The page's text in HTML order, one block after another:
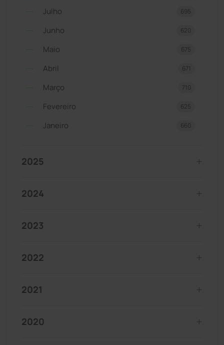
Julho 695
Junho 620
Maio 675
Abril 671
Março 710
Fevereiro 625
Janeiro 660
2025
2024
2023
2022
2021
2020